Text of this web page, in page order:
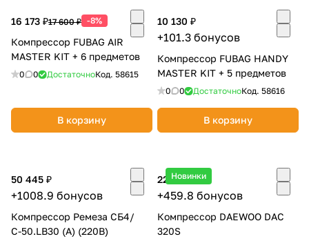
16 173 ₽17 600 ₽ -8%
Компрессор FUBAG AIR
MASTER KIT + 6 предметов
0 0 ДостаточноКод. 58615
В корзину
10 130 ₽
+101.3 бонусов
Компрессор FUBAG HANDY
MASTER KIT + 5 предметов
0 0 ДостаточноКод. 58616
В корзину
50 445 ₽
+1008.9 бонусов
Компрессор Ремеза СБ4/
С-50.LB30 (А) (220В)
Новинки
22 990 ₽
+459.8 бонусов
Компрессор DAEWOO DAC
320S
25
раз в 2
недели
Остались вопросы?
8 800 302-02-51
plait.ru